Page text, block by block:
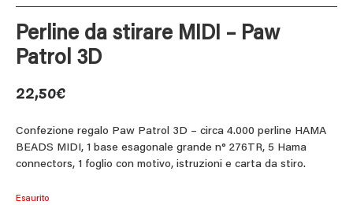
Perline da stirare MIDI – Paw
Patrol 3D
22,50€
Confezione regalo Paw Patrol 3D – circa 4.000 perline HAMA
BEADS MIDI, 1 base esagonale grande n° 276TR, 5 Hama
connectors, 1 foglio con motivo, istruzioni e carta da stiro.
Esaurito